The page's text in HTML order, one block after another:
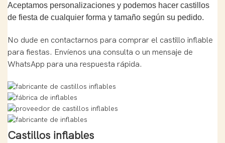
Aceptamos personalizaciones y podemos hacer castillos
de fiesta de cualquier forma y tamaño según su pedido.
No dude en contactarnos para comprar el castillo inflable
para fiestas. Envíenos una consulta o un mensaje de
WhatsApp para una respuesta rápida.
Castillos inflables